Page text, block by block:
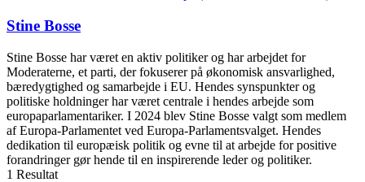
Stine Bosse
Stine Bosse har været en aktiv politiker og har arbejdet for
Moderaterne, et parti, der fokuserer på økonomisk ansvarlighed,
bæredygtighed og samarbejde i EU. Hendes synspunkter og
politiske holdninger har været centrale i hendes arbejde som
europaparlamentariker. I 2024 blev Stine Bosse valgt som medlem
af Europa-Parlamentet ved Europa-Parlamentsvalget. Hendes
dedikation til europæisk politik og evne til at arbejde for positive
forandringer gør hende til en inspirerende leder og politiker.
1 Resultat